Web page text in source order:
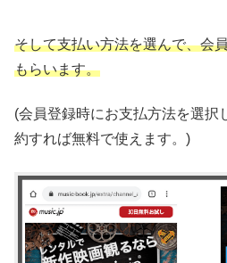
そして支払い方法を選んで、会
もらいます。
(会員登録時にお支払方法を選択
約すれば無料で使えます。)